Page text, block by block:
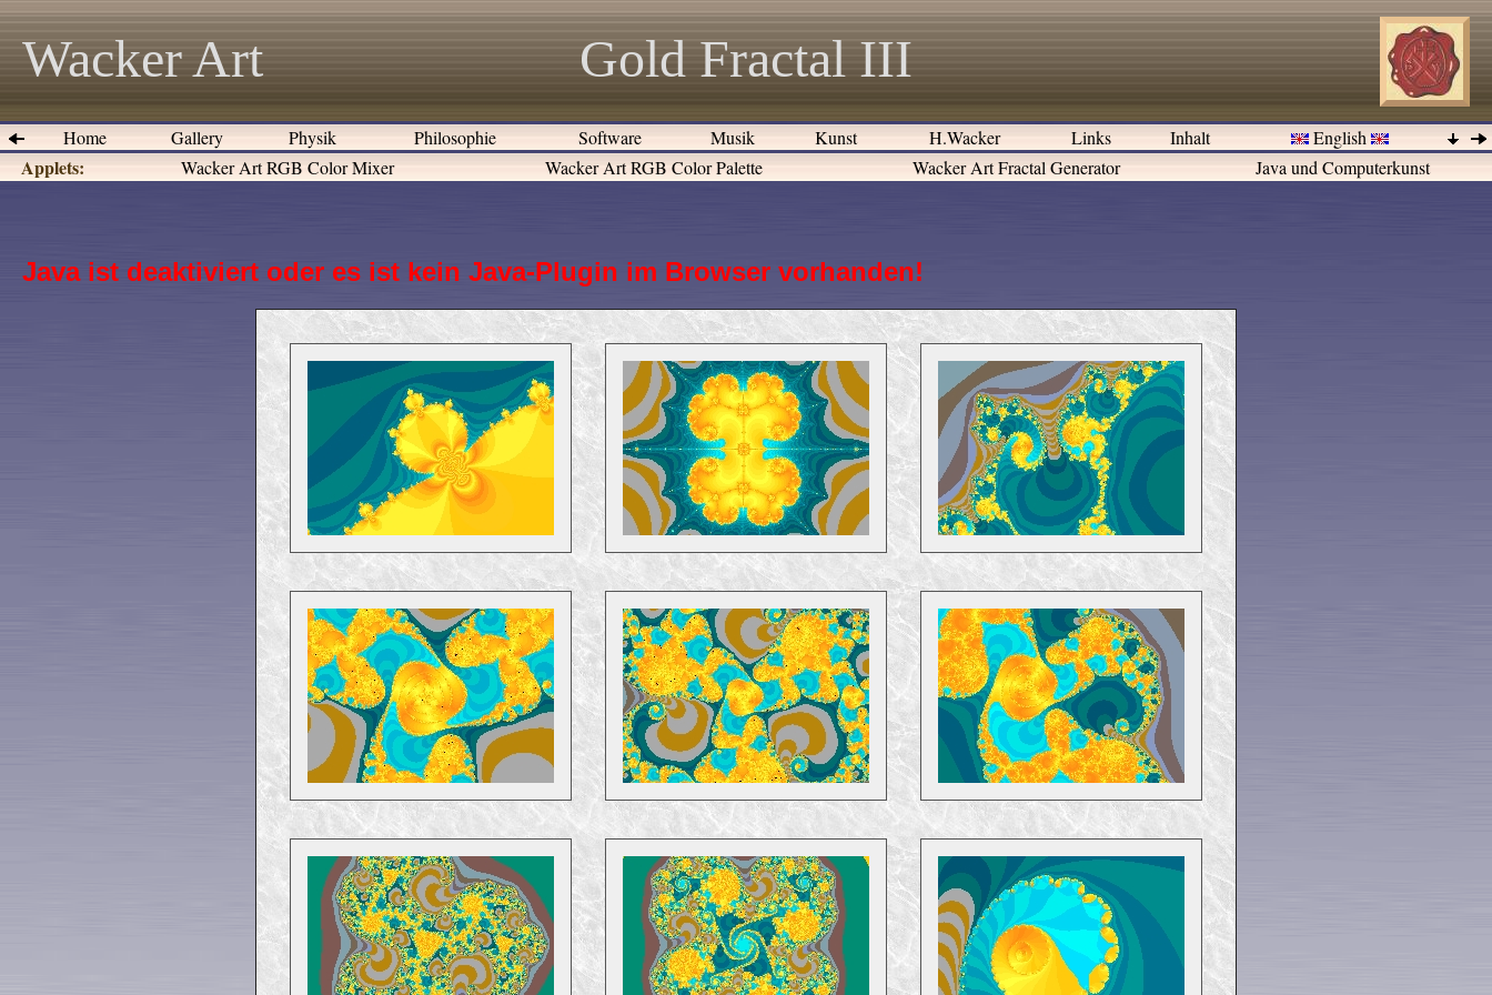
Wacker Art Gold Fractal III
Home Gallery Physik Philosophie Software Musik Kunst H.Wacker Links Inhalt English
Applets: Wacker Art RGB Color Mixer Wacker Art RGB Color Palette Wacker Art Fractal Generator Java und Computerkunst
Java ist deaktiviert oder es ist kein Java-Plugin im Browser vorhanden!